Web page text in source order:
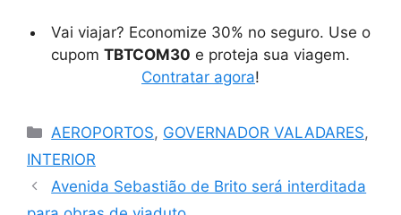
Vai viajar? Economize 30% no seguro. Use o
cupom TBTCOM30 e proteja sua viagem.
Contratar agora!
Categorias
AEROPORTOS, GOVERNADOR VALADARES,
INTERIOR
Avenida Sebastião de Brito será interditada